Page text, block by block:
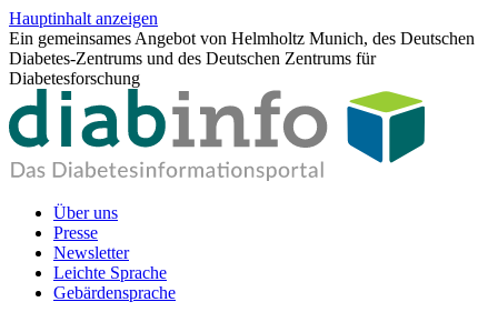
Hauptinhalt anzeigen
Ein gemeinsames Angebot von Helmholtz Munich, des Deutschen
Diabetes-Zentrums und des Deutschen Zentrums für
Diabetesforschung
Über uns
Presse
Newsletter
Leichte Sprache
Gebärdensprache